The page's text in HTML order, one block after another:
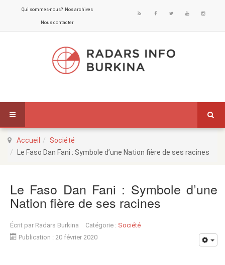
Qui sommes-nous? Nos archives
Nous contacter
Accueil
Société
Le Faso Dan Fani : Symbole d’une Nation fière de ses racines
Le Faso Dan Fani : Symbole d’une
Nation fière de ses racines
Écrit par Radars Burkina Catégorie : Société
Publication : 20 février 2020